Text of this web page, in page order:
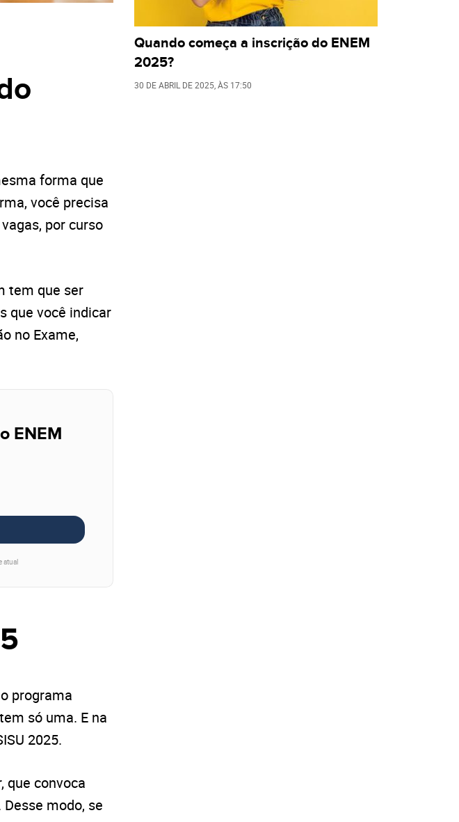
forma que
você precisa
por curso
tem que ser
que você indicar
no Exame,
ENEM
atual
programa
só uma. E na
2025.
que convoca
modo, se
Quando começa a inscrição do ENEM
2025?
30 DE ABRIL DE 2025 , ÀS 17:50